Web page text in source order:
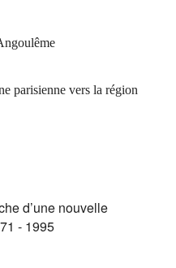
parisienne vers la région
d’une nouvelle
- 1995